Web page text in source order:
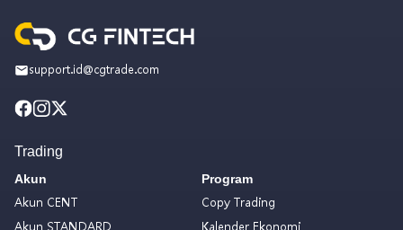
support.id@cgtrade.com
Trading
Akun
Akun CENT
Akun STANDARD
Program
Copy Trading
Kalender Ekonomi